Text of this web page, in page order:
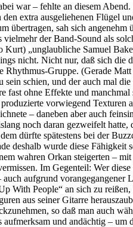
war – fehlte an diesem
extra ausgeliehenen Flügel
übertragen, sah sich
der Band-Sound als
„unglaubliche Samuel
nicht. Nicht nur, daß sich die
Rhythmus-Gruppe. (Gerade
schien, und der auch mal
ohne Effekte und
vorwiegend
– daneben aber auch
noch daran gezweifelt
dürfte spätestens bei der
deshalb wurde diese
wahren Orkan steigerten –
Im Gegenteil: Wer
aufgrund
With People“ an sich zu
aus seiner Gitarre
so daß man auch
und andächtig – um